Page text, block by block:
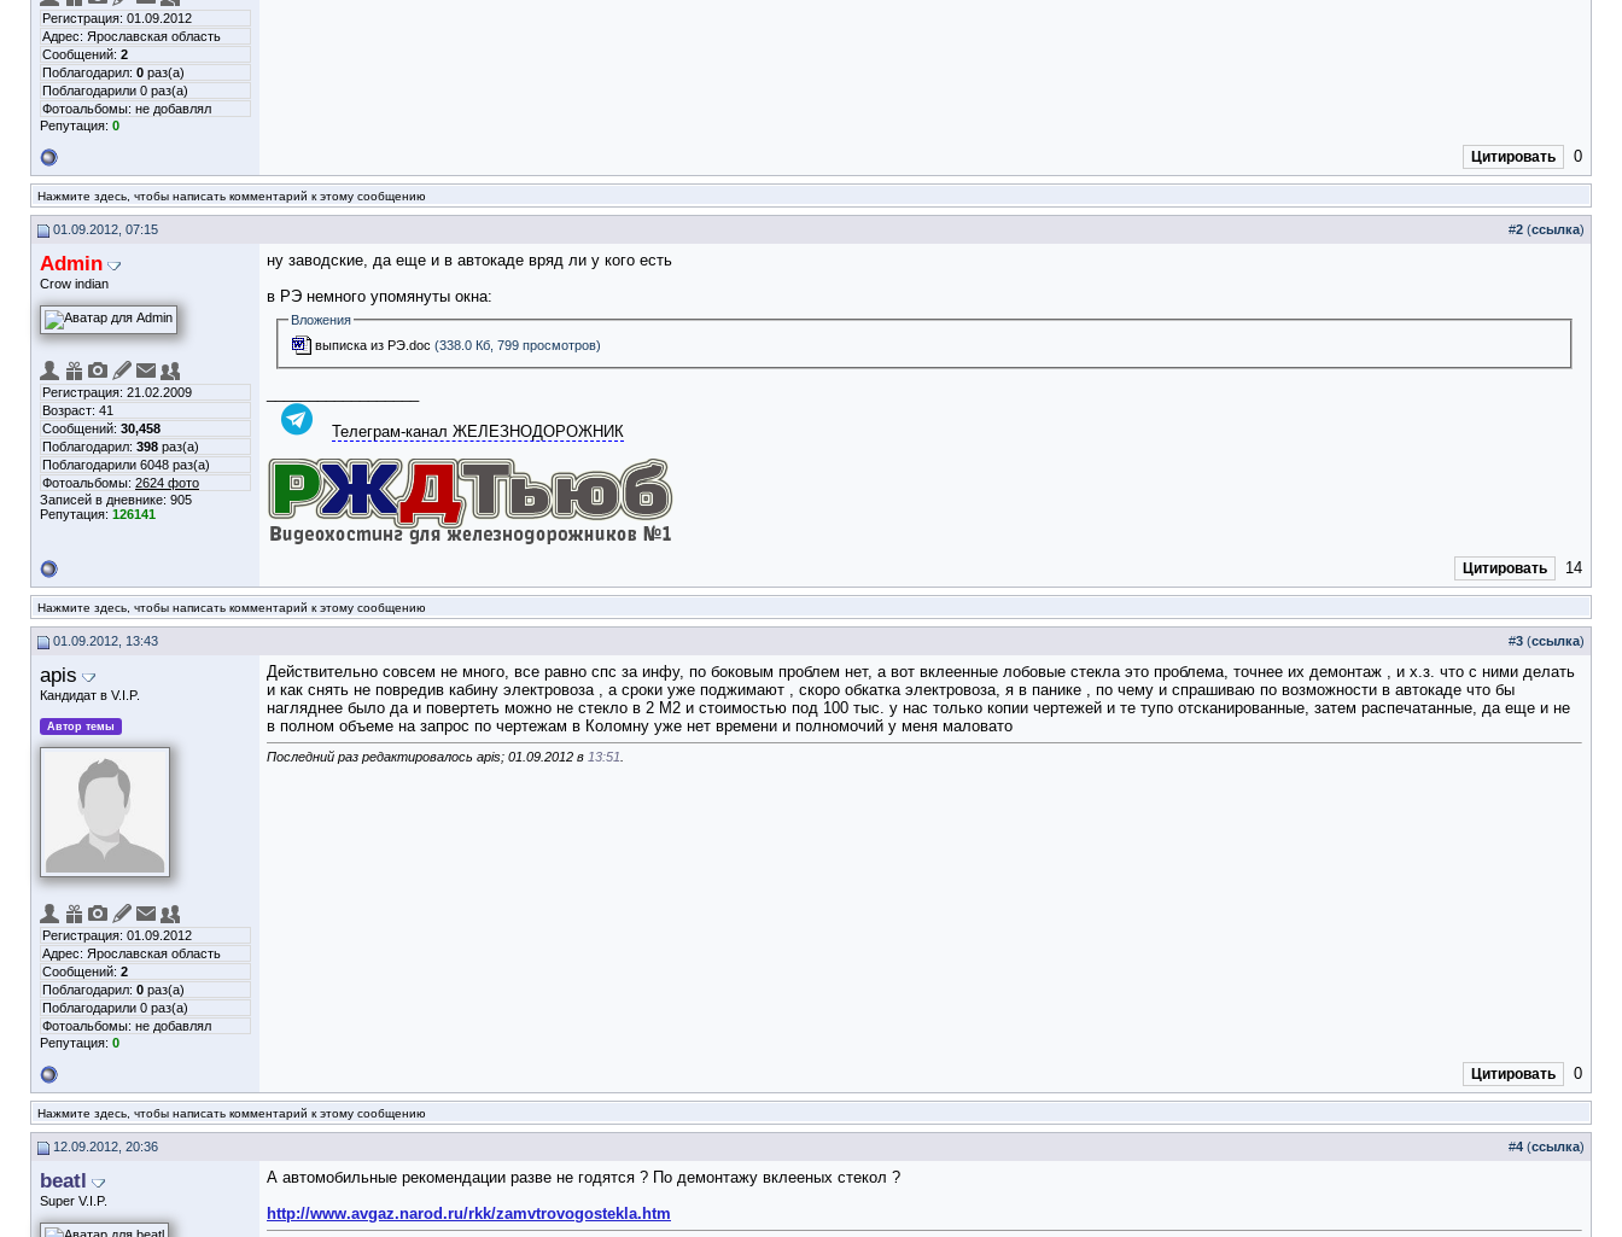
Регистрация: 01.09.2012
Адрес: Ярославская область
Сообщений: 2
Поблагодарил: 0 раз(а)
Поблагодарили 0 раз(а)
Фотоальбомы: не добавлял
Репутация: 0
Цитировать 0
Нажмите здесь, чтобы написать комментарий к этому сообщению
01.09.2012, 07:15 #2 (ссылка)
Admin
Crow indian
Регистрация: 21.02.2009
Возраст: 41
Сообщений: 30,458
Поблагодарил: 398 раз(а)
Поблагодарили 6048 раз(а)
Фотоальбомы: 2624 фото
Записей в дневнике: 905
Репутация: 126141
ну заводские, да еще и в автокаде вряд ли у кого есть
в РЭ немного упомянуты окна:
Вложения
выписка из РЭ.doc (338.0 Кб, 799 просмотров)
Телеграм-канал ЖЕЛЕЗНОДОРОЖНИК
Цитировать 14
Нажмите здесь, чтобы написать комментарий к этому сообщению
01.09.2012, 13:43 #3 (ссылка)
apis
Кандидат в V.I.P.
Автор темы
Регистрация: 01.09.2012
Адрес: Ярославская область
Сообщений: 2
Поблагодарил: 0 раз(а)
Поблагодарили 0 раз(а)
Фотоальбомы: не добавлял
Репутация: 0
Действительно совсем не много, все равно спс за инфу, по боковым проблем нет, а вот вклеенные лобовые стекла это проблема, точнее их демонтаж , и х.з. что с ними делать
и как снять не повредив кабину электровоза , а сроки уже поджимают , скоро обкатка электровоза, я в панике , по чему и спрашиваю по возможности в автокаде что бы
нагляднее было да и повертеть можно не стекло в 2 М2 и стоимостью под 100 тыс. у нас только копии чертежей и те тупо отсканированные, затем распечатанные, да еще и не
в полном объеме на запрос по чертежам в Коломну уже нет времени и полномочий у меня маловато
Последний раз редактировалось apis; 01.09.2012 в 13:51
Цитировать 0
Нажмите здесь, чтобы написать комментарий к этому сообщению
12.09.2012, 20:36 #4 (ссылка)
beatl
Super V.I.P.
А автомобильные рекомендации разве не годятся ? По демонтажу вклееных стекол ?
http://www.avgaz.narod.ru/rkk/zamvtrovogostekla.htm